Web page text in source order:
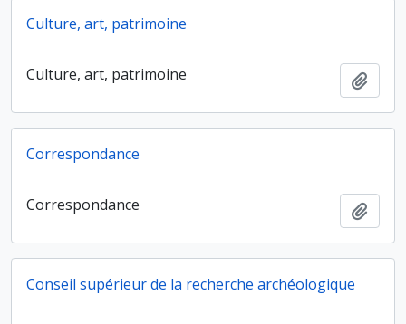
Culture, art, patrimoine
Culture, art, patrimoine
Correspondance
Correspondance
Conseil supérieur de la recherche archéologique